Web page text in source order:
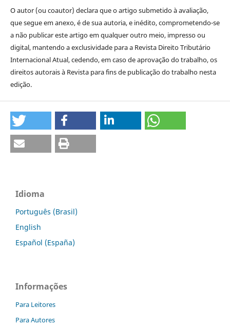
O autor (ou coautor) declara que o artigo submetido à avaliação,
que segue em anexo, é de sua autoria, e inédito, comprometendo-se
a não publicar este artigo em qualquer outro meio, impresso ou
digital, mantendo a exclusividade para a Revista Direito Tributário
Internacional Atual, cedendo, em caso de aprovação do trabalho, os
direitos autorais à Revista para fins de publicação do trabalho nesta
edição.
Idioma
Português (Brasil)
English
Español (España)
Informações
Para Leitores
Para Autores